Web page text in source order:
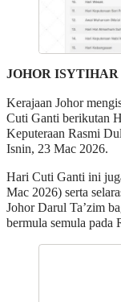
JOHOR
Kerajaan Johor
Cuti Ganti berikutan
Keputeraan Rasmi
Isnin, 23 Mac 2026.
Hari Cuti Ganti ini
Mac 2026) serta
Johor Darul Ta’zim
bermula semula pada